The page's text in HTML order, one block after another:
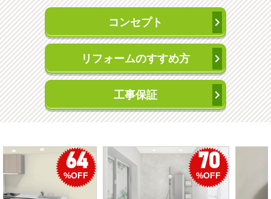
コンセプト
リフォームのすすめ方
工事保証
50